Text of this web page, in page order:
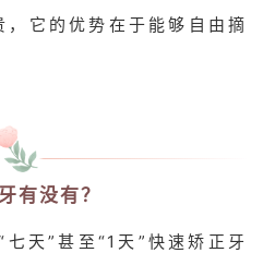
它的优势在于能够自由摘
有没有？
天”甚至“1天”快速矫正牙